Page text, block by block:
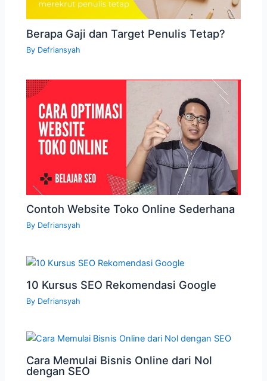
Berapa Gaji dan Target Penulis Tetap?
By Defriansyah
Contoh Website Toko Online Sederhana
By Defriansyah
10 Kursus SEO Rekomendasi Google
By Defriansyah
Cara Memulai Bisnis Online dari Nol
dengan SEO